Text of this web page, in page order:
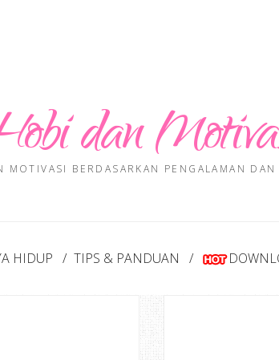
dan
BERDASARKAN PENGALAMAN
HIDUP TIPS & PANDUAN